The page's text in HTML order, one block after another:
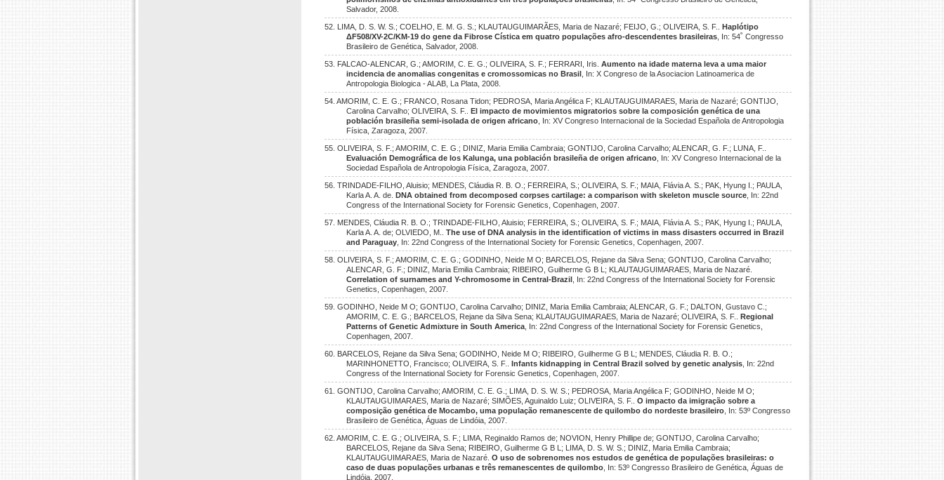
Salvador, 2008.
52. LIMA, D. S. W. S.; COELHO, E. M. G. S.; KLAUTAUGUIMARÃES, Maria de Nazaré; FEIJO, G.; OLIVEIRA, S. F.. Haplótipo
ΔF508/XV-2C/KM-19 do gene da Fibrose Cística em quatro populações afro-descendentes brasileiras , In: 54˚ Congresso
Brasileiro de Genética, Salvador, 2008.
53. FALCAO-ALENCAR, G.; AMORIM, C. E. G.; OLIVEIRA, S. F.; FERRARI, Iris. Aumento na idade materna leva a uma maior
incidencia de anomalias congenitas e cromossomicas no Brasil , In: X Congreso de la Asociacion Latinoamerica de
Antropologia Biologica - ALAB, La Plata, 2008.
54. AMORIM, C. E. G.; FRANCO, Rosana Tidon; PEDROSA, Maria Angélica F; KLAUTAUGUIMARAES, Maria de Nazaré; GONTIJO,
Carolina Carvalho; OLIVEIRA, S. F..El impacto de movimientos migratorios sobre la composición genética de una
población brasileña semi-isolada de origen africano , In: XV Congreso Internacional de la Sociedad Española de Antropologia
Física, Zaragoza, 2007.
55. OLIVEIRA, S. F.; AMORIM, C. E. G.; DINIZ, Maria Emilia Cambraia; GONTIJO, Carolina Carvalho; ALENCAR, G. F.; LUNA, F..
Evaluación Demográfica de los Kalunga, una población brasileña de origen africano , In: XV Congreso Internacional de la
Sociedad Española de Antropologia Física, Zaragoza, 2007.
56. TRINDADE-FILHO, Aluisio; MENDES, Cláudia R. B. O.; FERREIRA, S.; OLIVEIRA, S. F.; MAIA, Flávia A. S.; PAK, Hyung I.; PAULA,
Karla A. A. de.DNA obtained from decomposed corpses cartilage: a comparison with skeleton muscle source , In: 22nd
Congress of the International Society for Forensic Genetics, Copenhagen, 2007.
57. MENDES, Cláudia R. B. O.; TRINDADE-FILHO, Aluisio; FERREIRA, S.; OLIVEIRA, S. F.; MAIA, Flávia A. S.; PAK, Hyung I.; PAULA,
Karla A. A. de; OLVIEDO, M..The use of DNA analysis in the identification of victims in mass disasters occurred in Brazil
and Paraguay , In: 22nd Congress of the International Society for Forensic Genetics, Copenhagen, 2007.
58. OLIVEIRA, S. F.; AMORIM, C. E. G.; GODINHO, Neide M O; BARCELOS, Rejane da Silva Sena; GONTIJO, Carolina Carvalho;
ALENCAR, G. F.; DINIZ, Maria Emilia Cambraia; RIBEIRO, Guilherme G B L; KLAUTAUGUIMARAES, Maria de Nazaré.
Correlation of surnames and Y-chromosome in Central-Brazil , In: 22nd Congress of the International Society for Forensic
Genetics, Copenhagen, 2007.
59. GODINHO, Neide M O; GONTIJO, Carolina Carvalho; DINIZ, Maria Emilia Cambraia; ALENCAR, G. F.; DALTON, Gustavo C.;
AMORIM, C. E. G.; BARCELOS, Rejane da Silva Sena; KLAUTAUGUIMARAES, Maria de Nazaré; OLIVEIRA, S. F..Regional
Patterns of Genetic Admixture in South America , In: 22nd Congress of the International Society for Forensic Genetics,
Copenhagen, 2007.
60. BARCELOS, Rejane da Silva Sena; GODINHO, Neide M O; RIBEIRO, Guilherme G B L; MENDES, Cláudia R. B. O.;
MARINHONETTO, Francisco; OLIVEIRA, S. F..Infants kidnapping in Central Brazil solved by genetic analysis , In: 22nd
Congress of the International Society for Forensic Genetics, Copenhagen, 2007.
61. GONTIJO, Carolina Carvalho; AMORIM, C. E. G.; LIMA, D. S. W. S.; PEDROSA, Maria Angélica F; GODINHO, Neide M O;
KLAUTAUGUIMARAES, Maria de Nazaré; SIMÕES, Aguinaldo Luiz; OLIVEIRA, S. F..O impacto da imigração sobre a
composição genética de Mocambo, uma população remanescente de quilombo do nordeste brasileiro , In: 53º Congresso
Brasileiro de Genética, Águas de Lindóia, 2007.
62. AMORIM, C. E. G.; OLIVEIRA, S. F.; LIMA, Reginaldo Ramos de; NOVION, Henry Phillipe de; GONTIJO, Carolina Carvalho;
BARCELOS, Rejane da Silva Sena; RIBEIRO, Guilherme G B L; LIMA, D. S. W. S.; DINIZ, Maria Emilia Cambraia;
KLAUTAUGUIMARAES, Maria de Nazaré.O uso de sobrenomes nos estudos de genética de populações brasileiras: o
caso de duas populações urbanas e três remanescentes de quilombo , In: 53º Congresso Brasileiro de Genética, Águas de
Lindóia, 2007.